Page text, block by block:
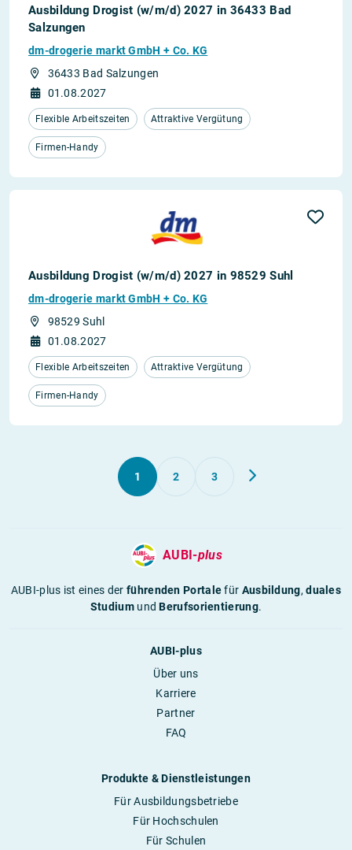
Ausbildung Drogist (w/m/d) 2027 in 36433 Bad
Salzungen
dm-drogerie markt GmbH + Co. KG
36433 Bad Salzungen
01.08.2027
Flexible Arbeitszeiten Attraktive Vergütung
Firmen-Handy
Ausbildung Drogist (w/m/d) 2027 in 98529 Suhl
dm-drogerie markt GmbH + Co. KG
98529 Suhl
01.08.2027
Flexible Arbeitszeiten Attraktive Vergütung
Firmen-Handy
1 2 3
AUBI-plus
AUBI-plus ist eines derführenden Portalefür Ausbildung,duales
StudiumundBerufsorientierung.
AUBI-plus
Über uns
Karriere
Partner
FAQ
Produkte & Dienstleistungen
Für Ausbildungsbetriebe
Für Hochschulen
Für Schulen